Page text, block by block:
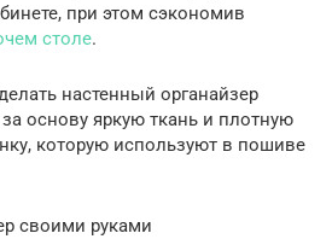
при этом сэкономив
столе.
настенный органайзер
основу яркую ткань и плотную
которую используют в пошиве
своими руками